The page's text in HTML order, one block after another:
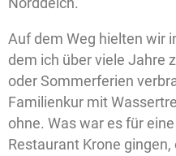
Auf dem Weg hielten wir
dem ich über viele Jahre
oder Sommerferien
Familienkur mit
ohne. Was war es für
Restaurant Krone